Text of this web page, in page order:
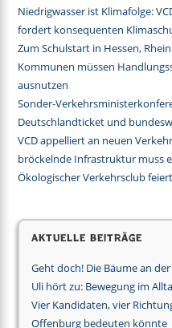
Niedrigwasser ist Klimafolge:
fordert konsequenten
Zum Schulstart in Hessen,
Kommunen müssen
ausnutzen
Sonder-
Deutschlandticket und
VCD appelliert an neuen
bröckelnde Infrastruktur muss
Ökologischer Verkehrsclub
Aktuelle Beiträge
Geht doch! Die Bäume an
Uli hört zu: Bewegung im
Vier Kandidaten, vier
Offenburg bedeuten könnte